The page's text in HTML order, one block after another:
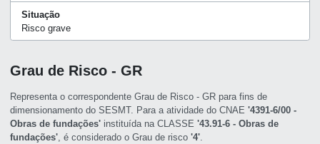
Situação
Risco grave
Grau de Risco - GR
Representa o correspondente Grau de Risco - GR para fins de
dimensionamento do SESMT. Para a atividade do CNAE'4391-6/00 -
Obras de fundações' instituída na CLASSE'43.91-6 - Obras de
fundações' , é considerado o Grau de risco'4'